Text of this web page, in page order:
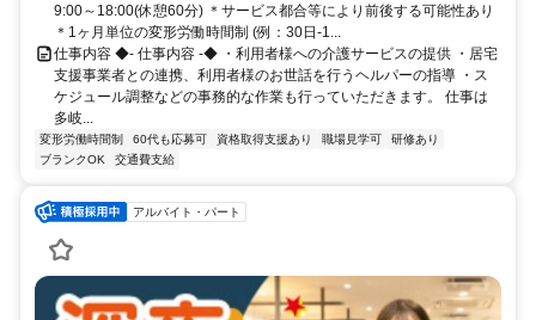
9:00～18:00(休憩60分) ＊サービス都合等により前後する可能性あり
＊1ヶ月単位の変形労働時間制 (例：30日-1...
仕事内容 ◆- 仕事内容 -◆ ・利用者様への介護サービスの提供 ・居宅
支援事業者との連携、利用者様のお世話を行うヘルパーの指導 ・ス
ケジュール調整などの事務的な作業も行っていただきます。 仕事は
多岐...
変形労働時間制 60代も応募可 資格取得支援あり 職場見学可
研修あり
ブランクOK
交通費支給
アルバイト・パート